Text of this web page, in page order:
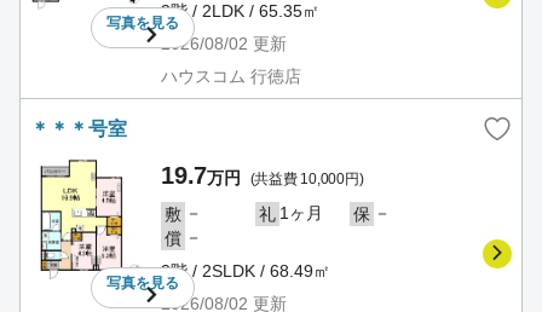
写真を見る
3階 / 2LDK / 65.35㎡
2026/08/02 更新
ハウスコム 行徳店
＊＊＊号室
写真を見る
19.7万円 (共益費 10,000円)
敷 － 礼 1ヶ月 保 －
償 －
3階 / 2SLDK / 68.49㎡
2026/08/02 更新